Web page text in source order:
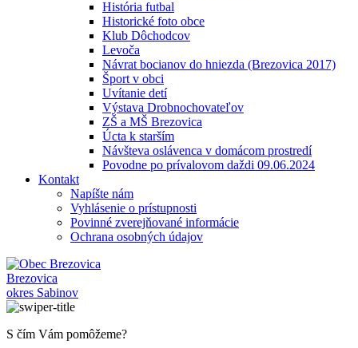
História futbal
Historické foto obce
Klub Dôchodcov
Levoča
Návrat bocianov do hniezda (Brezovica 2017)
Šport v obci
Uvítanie detí
Výstava Drobnochovateľov
ZŠ a MŠ Brezovica
Úcta k starším
Návšteva oslávenca v domácom prostredí
Povodne po prívalovom daždi 09.06.2024
Kontakt
Napíšte nám
Vyhlásenie o prístupnosti
Povinné zverejňované informácie
Ochrana osobných údajov
Brezovica
okres Sabinov
S čím Vám pomôžeme?